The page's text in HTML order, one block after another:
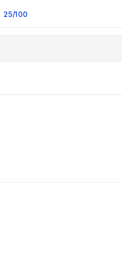
25/100